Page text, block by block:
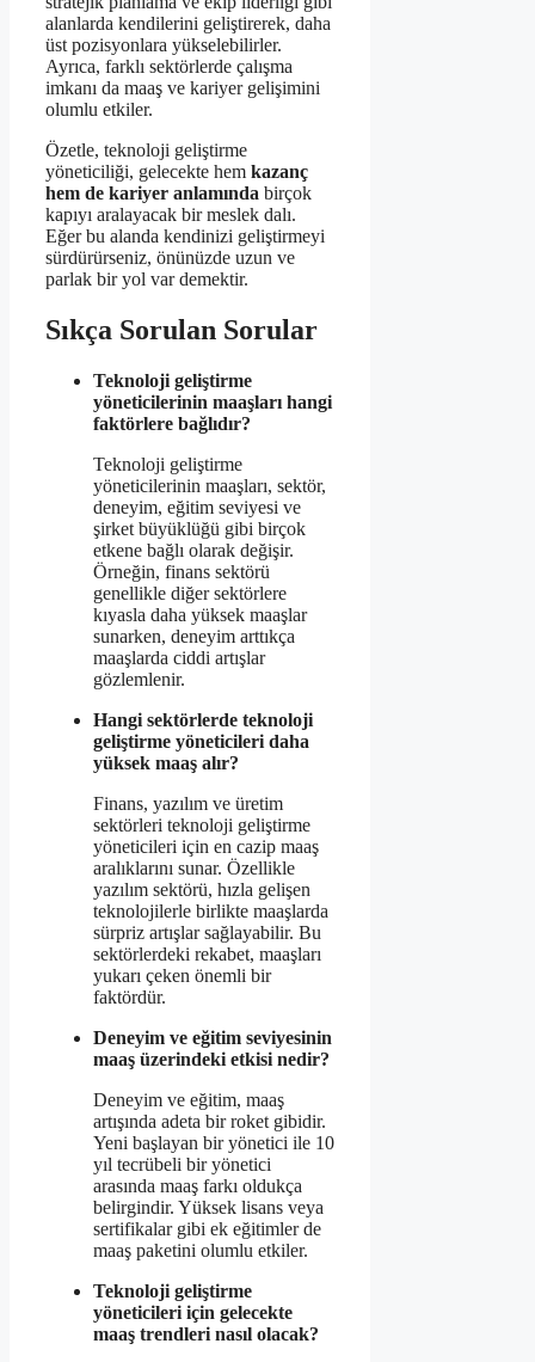
alanlarda kendilerini geliştirerek, daha
üst pozisyonlara yükselebilirler.
Ayrıca, farklı sektörlerde çalışma
imkanı da maaş ve kariyer gelişimini
olumlu etkiler.
Özetle, teknoloji geliştirme
yöneticiliği, gelecekte hem kazanç
hem de kariyer anlamında birçok
kapıyı aralayacak bir meslek dalı.
Eğer bu alanda kendinizi geliştirmeyi
sürdürürseniz, önünüzde uzun ve
parlak bir yol var demektir.
Sıkça Sorulan Sorular
Teknoloji geliştirme
yöneticilerinin maaşları hangi
faktörlere bağlıdır?
Teknoloji geliştirme
yöneticilerinin maaşları, sektör,
deneyim, eğitim seviyesi ve
şirket büyüklüğü gibi birçok
etkene bağlı olarak değişir.
Örneğin, finans sektörü
genellikle diğer sektörlere
kıyasla daha yüksek maaşlar
sunarken, deneyim arttıkça
maaşlarda ciddi artışlar
gözlemlenir.
Hangi sektörlerde teknoloji
geliştirme yöneticileri daha
yüksek maaş alır?
Finans, yazılım ve üretim
sektörleri teknoloji geliştirme
yöneticileri için en cazip maaş
aralıklarını sunar. Özellikle
yazılım sektörü, hızla gelişen
teknolojilerle birlikte maaşlarda
sürpriz artışlar sağlayabilir. Bu
sektörlerdeki rekabet, maaşları
yukarı çeken önemli bir
faktördür.
Deneyim ve eğitim seviyesinin
maaş üzerindeki etkisi nedir?
Deneyim ve eğitim, maaş
artışında adeta bir roket gibidir.
Yeni başlayan bir yönetici ile 10
yıl tecrübeli bir yönetici
arasında maaş farkı oldukça
belirgindir. Yüksek lisans veya
sertifikalar gibi ek eğitimler de
maaş paketini olumlu etkiler.
Teknoloji geliştirme
yöneticileri için gelecekte
maaş trendleri nasıl olacak?